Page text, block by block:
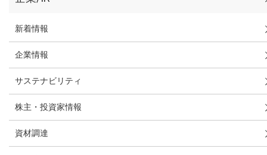
新着情報
企業情報
サステナビリティ
株主・投資家情報
資材調達